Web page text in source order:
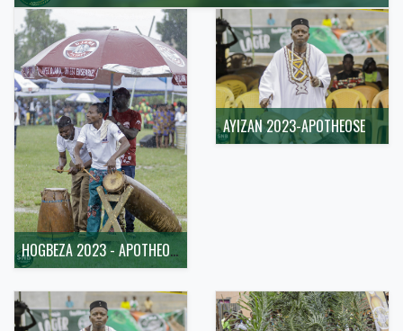
HOGBEZA 2023 - APOTHEOSE
AYIZAN 2023-APOTHEOSE